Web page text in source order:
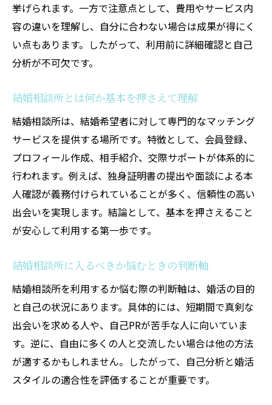
結婚相談所の比較で本当に重視したい点
結婚相談所のデメリットもしっかり解説
結婚相談所デメリットを正直に解説します
結婚相談所のデメリットと費用面の落とし
穴
結婚相談所で頭おかしいと感じる場面とは
結婚相談所のぶっちゃけ話でよくある悩み
結婚相談所利用時のギャップに注意しよう
結婚相談所利用が向いている人とは
結婚相談所がおすすめな人の特徴を分析
結婚相談所で効率的に婚活したい人必見
結婚相談所で理想の相手を探すポイント
結婚相談所で慎重な婚活ができる理由
結婚相談所に向いている性格と希望条件
理想の婚活を叶えるサポート体制の特徴
結婚相談所スタッフの本音とサポート力の
違い
挙げられます。一方で注意点として、費用やサービス内
容の違いを理解し、自分に合わない場合は成果が得にく
い点もあります。したがって、利用前に詳細確認と自己
分析が不可欠です。
結婚相談所とは何か基本を押さえて理解
結婚相談所は、結婚希望者に対して専門的なマッチング
サービスを提供する場所です。特徴として、会員登録、
プロフィール作成、相手紹介、交際サポートが体系的に
行われます。例えば、独身証明書の提出や面談による本
人確認が義務付けられていることが多く、信頼性の高い
出会いを実現します。結論として、基本を押さえること
が安心して利用する第一歩です。
結婚相談所に入るべきか悩むときの判断軸
結婚相談所を利用するか悩む際の判断軸は、婚活の目的
と自己の状況にあります。具体的には、短期間で真剣な
出会いを求める人や、自己PRが苦手な人に向いていま
す。逆に、自由に多くの人と交流したい場合は他の方法
が適するかもしれません。したがって、自己分析と婚活
スタイルの適合性を評価することが重要です。